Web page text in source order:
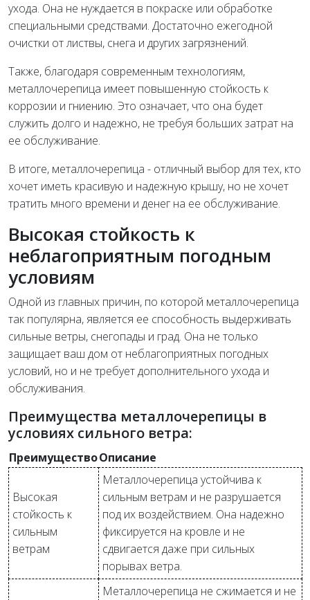
ухода. Она не нуждается в покраске или обработке
специальными средствами. Достаточно ежегодной
очистки от листвы, снега и других загрязнений.
Также, благодаря современным технологиям,
металлочерепица имеет повышенную стойкость к
коррозии и гниению. Это означает, что она будет
служить долго и надежно, не требуя больших затрат на
ее обслуживание.
В итоге, металлочерепица - отличный выбор для тех, кто
хочет иметь красивую и надежную крышу, но не хочет
тратить много времени и денег на ее обслуживание.
Высокая стойкость к
неблагоприятным погодным
условиям
Одной из главных причин, по которой металлочерепица
так популярна, является ее способность выдерживать
сильные ветры, снегопады и град. Она не только
защищает ваш дом от неблагоприятных погодных
условий, но и не требует дополнительного ухода и
обслуживания.
Преимущества металлочерепицы в
условиях сильного ветра:
ПреимуществоОписание
Высокая
стойкость к
сильным
ветрам
Металлочерепица устойчива к
сильным ветрам и не разрушается
под их воздействием. Она надежно
фиксируется на кровле и не
сдвигается даже при сильных
порывах ветра.
Металлочерепица не сжимается и не